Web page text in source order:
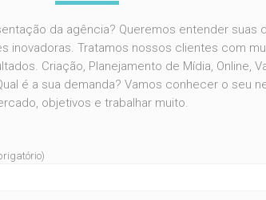
da agência? Queremos entender suas
inovadoras. Tratamos nossos clientes com
Criação, Planejamento de Mídia, Online,
é a sua demanda? Vamos conhecer o seu
objetivos e trabalhar muito.